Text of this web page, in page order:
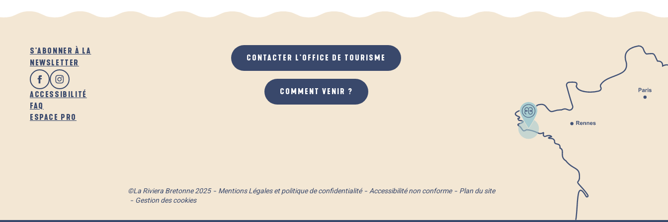
S'ABONNER À LA
NEWSLETTER
ACCESSIBILITÉ
FAQ
ESPACE PRO
CONTACTER L'OFFICE DE TOURISME
COMMENT VENIR ?
©La Riviera Bretonne 2025 Mentions Légales et politique de confidentialité Accessibilité non conforme
Plan du site
Gestion des cookies